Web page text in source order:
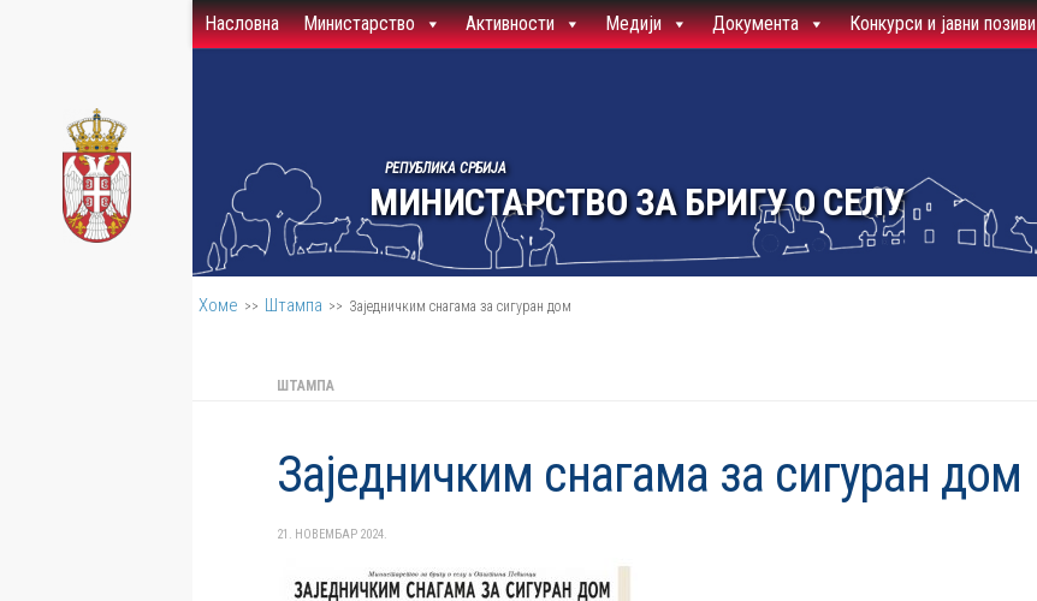
Насловна Министарство Активности Медији Документа Конкурси и јавни позиви
МИНИСТАРСТВО ЗА БРИГУ О СЕЛУ
РЕПУБЛИКА СРБИЈА
Хоме >> Штампа >> Заједничким снагама за сигуран дом
ШТАМПА
Заједничким снагама за сигуран дом
21. НОВЕМБАР 2024.